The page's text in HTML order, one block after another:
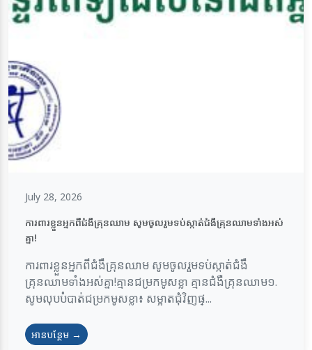
July 28, 2026
ការពារខ្លួនអ្នកពីជំងឺគ្រុនឈាម សូមចូលរួមទប់ស្កាត់ជំងឺគ្រុនឈាមទាំងអស់
គ្នា!
ការពារខ្លួនអ្នកពីជំងឺគ្រុនឈាម សូមចូលរួមទប់ស្កាត់ជំងឺ
គ្រុនឈាមទាំងអស់គ្នា!គ្មានជម្រកមូសខ្លា គ្មានជំងឺគ្រុនឈាម១.
សូមលុបបំបាត់ជម្រកមូសខ្លា៖ សម្អាតជុំវិញផ្...
អានបន្ថែម →